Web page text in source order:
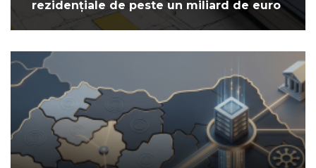
rezidențiale de peste un miliard de euro